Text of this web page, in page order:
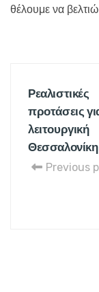
θέλουμε να
Ρεαλιστικές
προτάσεις
λειτουργική
Θεσσαλονίκη
Previous